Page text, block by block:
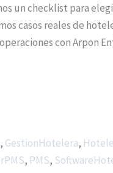
un checklist para
casos reales de
con Arpon
, GestionHotelera,
, PMS,